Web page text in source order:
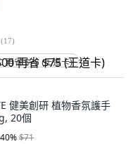
(17)
再省 $75 (王道卡)
健美創研 植物香氛護手
20個
40%$71